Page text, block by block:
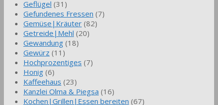
Geflügel (31)
Gefundenes Fressen (7)
Gemüse|Kräuter (82)
Getreide|Mehl (20)
Gewandung (18)
Gewürz (11)
Hochprozentiges (7)
Honig (6)
Kaffeehaus (23)
Kanzlei Olma & Piegsa (16)
Kochen|Grillen|Essen bereiten (67)